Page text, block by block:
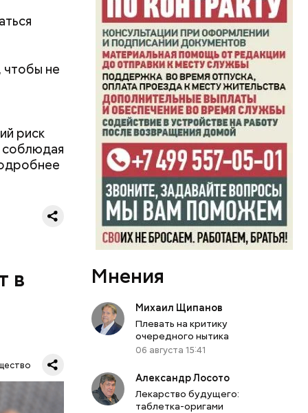
не
риск
соблюдая
в
и
Мнения
Михаил Щипанов
Плевать на критику
очередного нытика
06 августа 15:41
Александр Лосото
Лекарство будущего:
таблетка-оригами